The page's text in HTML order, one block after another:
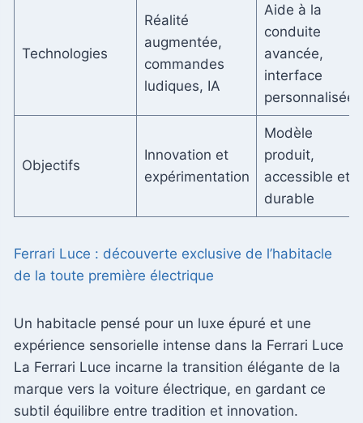
Technologies
Réalité
augmentée,
commandes
ludiques, IA
Aide à la
conduite
avancée,
interface
personnalisée
Objectifs
Innovation et
expérimentation
Modèle
produit,
accessible et
durable
Ferrari Luce : découverte exclusive de l’habitacle
de la toute première électrique
Un habitacle pensé pour un luxe épuré et une
expérience sensorielle intense dans la Ferrari Luce
La Ferrari Luce incarne la transition élégante de la
marque vers la voiture électrique, en gardant ce
subtil équilibre entre tradition et innovation.